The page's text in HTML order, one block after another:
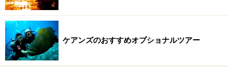
ケアンズのおすすめオプショナルツアー